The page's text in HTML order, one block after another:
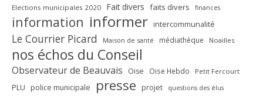
Elections municipales 2020 Fait divers faits divers finances
information informer intercommunalité
Le Courrier Picard Maison de santé médiathèque Noailles
nos échos du Conseil
Observateur de Beauvais Oise Oise Hebdo Petit Fercourt
PLU police municipale presse projet questions des élus